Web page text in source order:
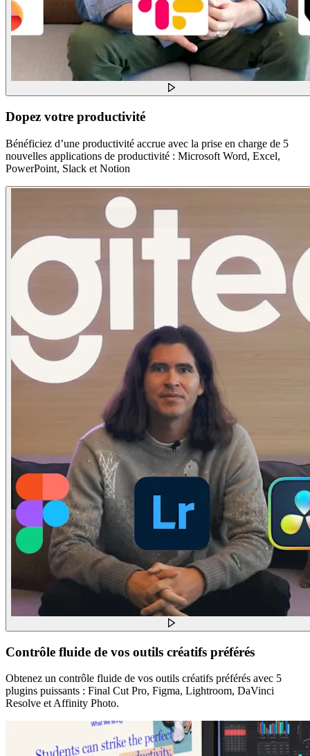
Dopez votre productivité
Bénéficiez d’une productivité accrue avec la prise en charge de 5
nouvelles applications de productivité : Microsoft Word, Excel,
PowerPoint, Slack et Notion
Contrôle fluide de vos outils créatifs préférés
Obtenez un contrôle fluide de vos outils créatifs préférés avec 5
plugins puissants : Final Cut Pro, Figma, Lightroom, DaVinci
Resolve et Affinity Photo.